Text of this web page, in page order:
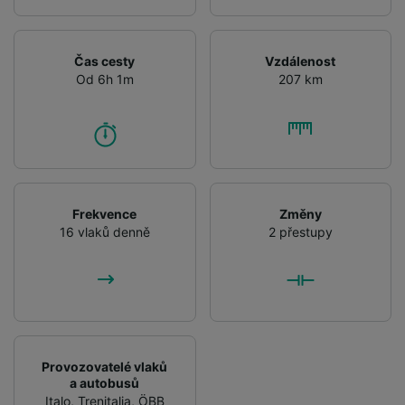
Čas cesty
Od 6h 1m
Vzdálenost
207 km
Frekvence
16 vlaků denně
Změny
2 přestupy
Provozovatelé vlaků
a autobusů
Italo, Trenitalia, ÖBB